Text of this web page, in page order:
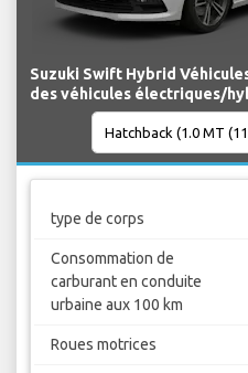
Suzuki Swift Hybrid
des véhicules électriques/
type de corps
Consommation de
carburant en conduite
urbaine aux 100 km
Roues motrices